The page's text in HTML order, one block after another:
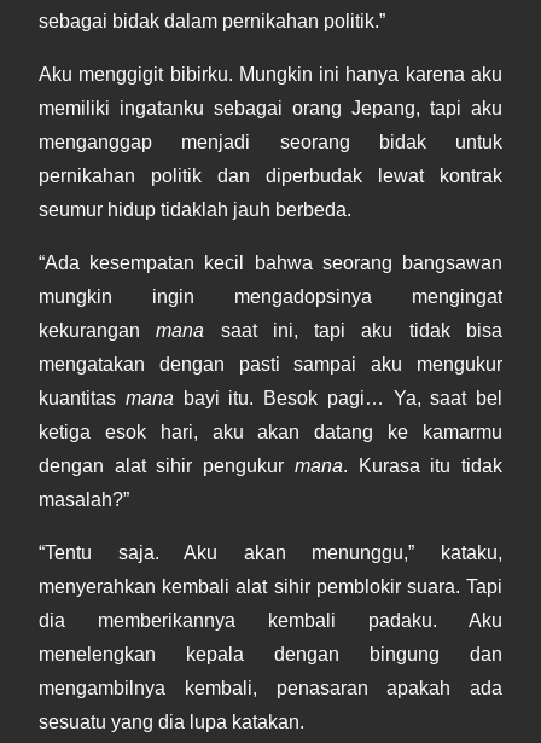
sebagai bidak dalam pernikahan politik.”
Aku menggigit bibirku. Mungkin ini hanya karena aku
memiliki ingatanku sebagai orang Jepang, tapi aku
menganggap menjadi seorang bidak untuk
pernikahan politik dan diperbudak lewat kontrak
seumur hidup tidaklah jauh berbeda.
“Ada kesempatan kecil bahwa seorang bangsawan
mungkin ingin mengadopsinya mengingat
kekuranganmana saat ini, tapi aku tidak bisa
mengatakan dengan pasti sampai aku mengukur
kuantitas mana bayi itu. Besok pagi… Ya, saat bel
ketiga esok hari, aku akan datang ke kamarmu
dengan alat sihir pengukur mana. Kurasa itu tidak
masalah?”
“Tentu saja. Aku akan menunggu,” kataku,
menyerahkan kembali alat sihir pemblokir suara. Tapi
dia memberikannya kembali padaku. Aku
menelengkan kepala dengan bingung dan
mengambilnya kembali, penasaran apakah ada
sesuatu yang dia lupa katakan.